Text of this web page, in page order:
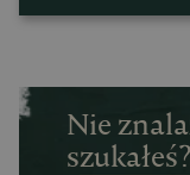
Nie
szukałeś?